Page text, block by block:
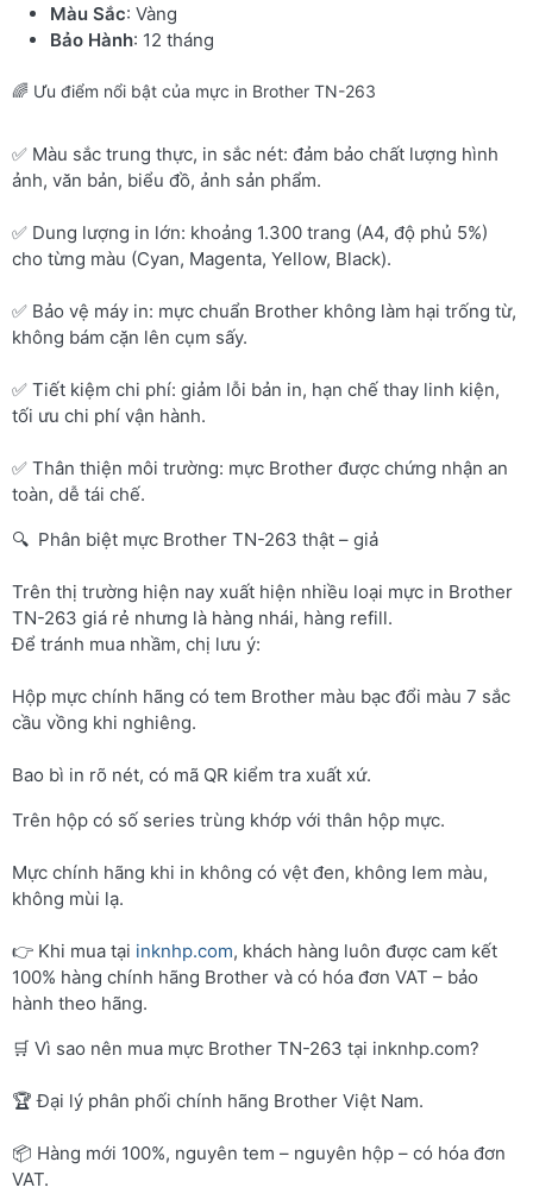
Màu Sắc: Vàng
Bảo Hành: 12 tháng
🌈 Ưu điểm nổi bật của mực in Brother TN-263
✅ Màu sắc trung thực, in sắc nét: đảm bảo chất lượng hình
ảnh, văn bản, biểu đồ, ảnh sản phẩm.
✅ Dung lượng in lớn: khoảng 1.300 trang (A4, độ phủ 5%)
cho từng màu (Cyan, Magenta, Yellow, Black).
✅ Bảo vệ máy in: mực chuẩn Brother không làm hại trống từ,
không bám cặn lên cụm sấy.
✅ Tiết kiệm chi phí: giảm lỗi bản in, hạn chế thay linh kiện,
tối ưu chi phí vận hành.
✅ Thân thiện môi trường: mực Brother được chứng nhận an
toàn, dễ tái chế.
🔍 Phân biệt mực Brother TN-263 thật – giả
Trên thị trường hiện nay xuất hiện nhiều loại mực in Brother
TN-263 giá rẻ nhưng là hàng nhái, hàng refill.
Để tránh mua nhầm, chị lưu ý:
Hộp mực chính hãng có tem Brother màu bạc đổi màu 7 sắc
cầu vồng khi nghiêng.
Bao bì in rõ nét, có mã QR kiểm tra xuất xứ.
Trên hộp có số series trùng khớp với thân hộp mực.
Mực chính hãng khi in không có vệt đen, không lem màu,
không mùi lạ.
👉 Khi mua tại inknhp.com, khách hàng luôn được cam kết
100% hàng chính hãng Brother và có hóa đơn VAT – bảo
hành theo hãng.
🛒 Vì sao nên mua mực Brother TN-263 tại inknhp.com?
🏆 Đại lý phân phối chính hãng Brother Việt Nam.
📦 Hàng mới 100%, nguyên tem – nguyên hộp – có hóa đơn
VAT.